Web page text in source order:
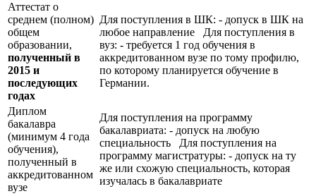
Аттестат о
среднем (полном)
общем
образовании,
полученный в
2015 и
последующих
годах
Для поступления в ШК: - допуск в ШК на
любое направление Для поступления в
вуз: - требуется 1 год обучения в
аккредитованном вузе по тому профилю,
по которому планируется обучение в
Германии.
Диплом
бакалавра
(минимум 4 года
обучения),
полученный в
аккредитованном
вузе
Для поступления на программу
бакалавриата: - допуск на любую
специальность Для поступления на
программу магистратуры: - допуск на ту
же или схожую специальность, которая
изучалась в бакалавриате